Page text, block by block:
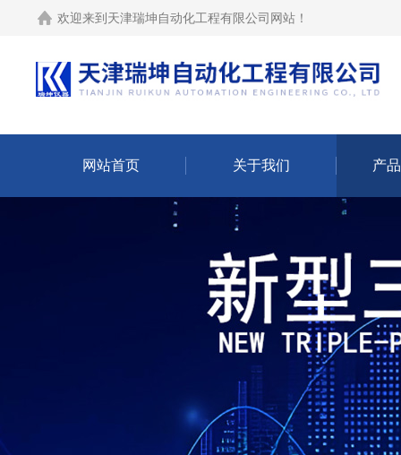
欢迎来到 天津瑞坤自动化工程有限公司网站 ！
网站首页 关于我们 产